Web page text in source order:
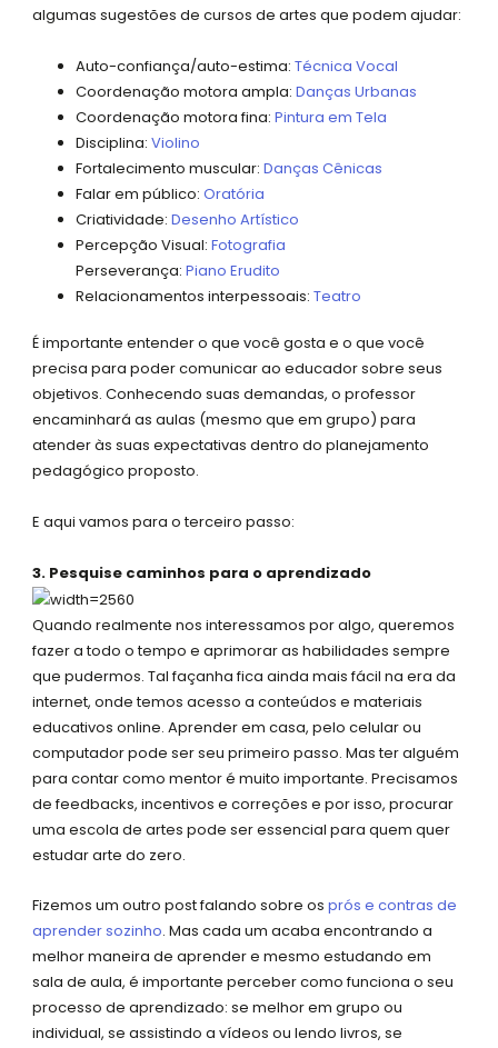
algumas sugestões de cursos de artes que podem ajudar:
Auto-confiança/auto-estima:Técnica Vocal
Coordenação motora ampla:Danças Urbanas
Coordenação motora fina:Pintura em Tela
Disciplina:Violino
Fortalecimento muscular:Danças Cênicas
Falar em público:Oratória
Criatividade:Desenho Artístico
Percepção Visual:Fotografia
Perseverança:Piano Erudito
Relacionamentos interpessoais:Teatro
É importante entender o que você gosta e o que você
precisa para poder comunicar ao educador sobre seus
objetivos. Conhecendo suas demandas, o professor
encaminhará as aulas (mesmo que em grupo) para
atender às suas expectativas dentro do planejamento
pedagógico proposto.
E aqui vamos para o terceiro passo:
3. Pesquise caminhos para o aprendizado
Quando realmente nos interessamos por algo, queremos
fazer a todo o tempo e aprimorar as habilidades sempre
que pudermos. Tal façanha fica ainda mais fácil na era da
internet, onde temos acesso a conteúdos e materiais
educativos online. Aprender em casa, pelo celular ou
computador pode ser seu primeiro passo. Mas ter alguém
para contar como mentor é muito importante. Precisamos
de feedbacks, incentivos e correções e por isso, procurar
uma escola de artes pode ser essencial para quem quer
estudar arte do zero.
Fizemos um outro post falando sobre osprós e contras de
aprender sozinho. Mas cada um acaba encontrando a
melhor maneira de aprender e mesmo estudando em
sala de aula, é importante perceber como funciona o seu
processo de aprendizado: se melhor em grupo ou
individual, se assistindo a vídeos ou lendo livros, se